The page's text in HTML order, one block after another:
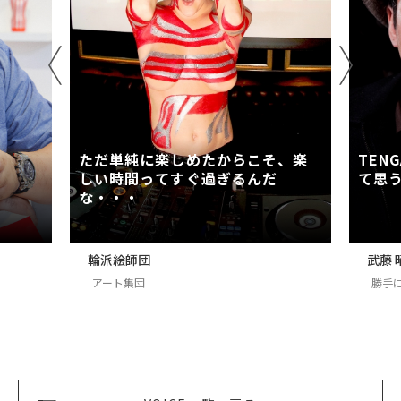
ただ単純に楽しめたからこそ、楽
しい時間ってすぐ過ぎるんだ
な・・・
輪派絵師団
アート集団
て思
武藤
勝手